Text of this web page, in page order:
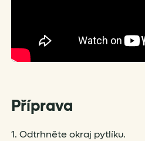
Příprava
1. Odtrhněte okraj pytlíku.